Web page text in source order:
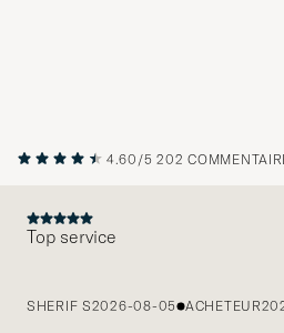
4.60/5 202
Top service
SHERIF S2026-08-05 ACHETEUR